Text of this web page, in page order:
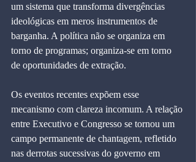
um sistema que transforma divergências
ideológicas em meros instrumentos de
barganha. A política não se organiza em
torno de programas; organiza‑se em torno
de oportunidades de extração.
Os eventos recentes expõem esse
mecanismo com clareza incomum. A relação
entre Executivo e Congresso se tornou um
campo permanente de chantagem, refletido
nas derrotas sucessivas do governo em